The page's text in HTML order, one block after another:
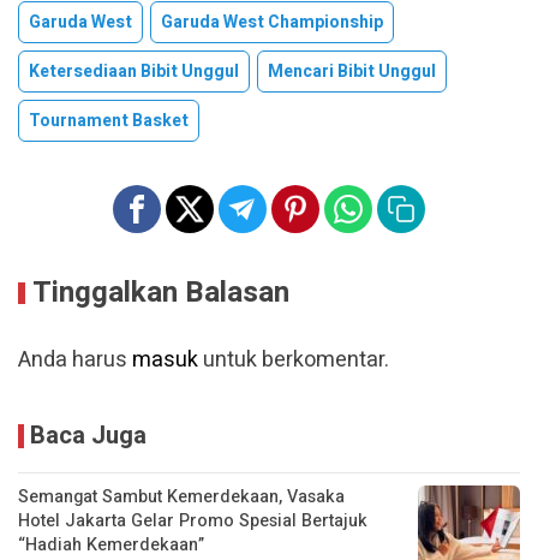
Garuda West
Garuda West Championship
Ketersediaan Bibit Unggul
Mencari Bibit Unggul
Tournament Basket
Tinggalkan Balasan
Anda harus masukuntuk berkomentar.
Baca Juga
Semangat Sambut Kemerdekaan, Vasaka
Hotel Jakarta Gelar Promo Spesial Bertajuk
“Hadiah Kemerdekaan”